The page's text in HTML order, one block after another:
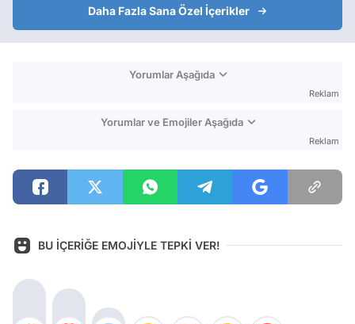
Daha Fazla Sana Özel İçerikler
Yorumlar Aşağıda
Reklam
Yorumlar ve Emojiler Aşağıda
Reklam
BU İÇERİĞE EMOJİYLE TEPKİ VER!